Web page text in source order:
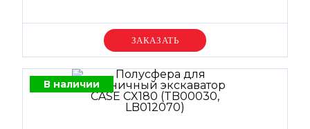
Уточняйте цену
В наличии